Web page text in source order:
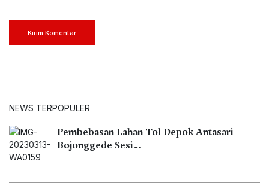
Kirim Komentar
NEWS TERPOPULER
Pembebasan Lahan Tol Depok Antasari
Bojonggede Sesi…